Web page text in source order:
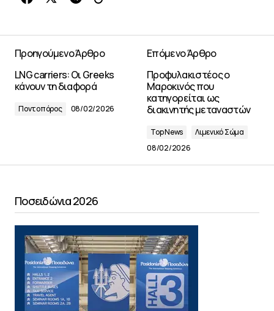
Προηγούμενο Άρθρο
LNG carriers: Οι Greeks
κάνουν τη διαφορά
Ποντοπόρος 08/02/2026
Επόμενο Άρθρο
Προφυλακιστέος ο
Μαροκινός που
κατηγορείται ως
διακινητής μεταναστών
Top News
Λιμενικό Σώμα
08/02/2026
Ποσειδώνια 2026